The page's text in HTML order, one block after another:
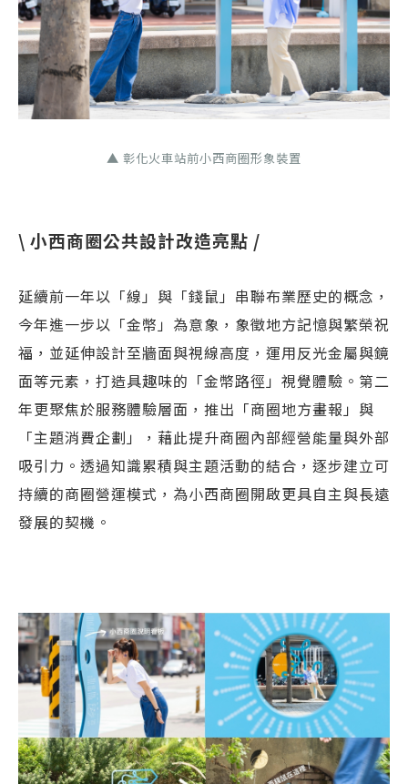
▲ 彰化火車站前小西商圈形象裝置
\ 小西商圈公共設計改造亮點 /
延續前一年以「線」與「錢鼠」串聯布業歷史的概念，
今年進一步以「金幣」為意象，象徵地方記憶與繁榮祝
福，並延伸設計至牆面與視線高度，運用反光金屬與鏡
面等元素，打造具趣味的「金幣路徑」視覺體驗。第二
年更聚焦於服務體驗層面，推出「商圈地方畫報」與
「主題消費企劃」，藉此提升商圈內部經營能量與外部
吸引力。透過知識累積與主題活動的結合，逐步建立可
持續的商圈營運模式，為小西商圈開啟更具自主與長遠
發展的契機。